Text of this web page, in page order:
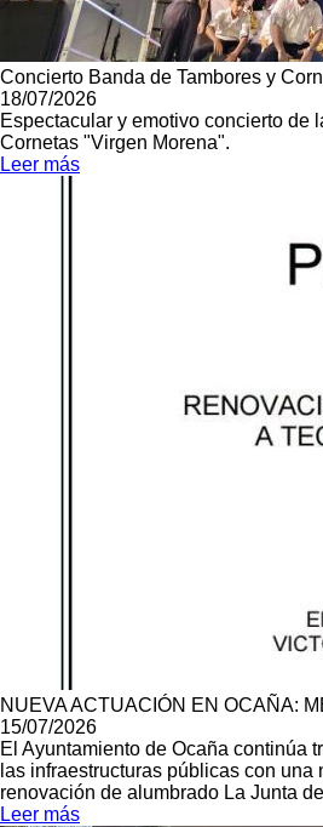
Concierto Banda de Tambores y
18/07/2026
Espectacular y emotivo concierto de
Cornetas "Virgen Morena".
Leer más
NUEVA ACTUACIÓN EN OCAÑA:
15/07/2026
El Ayuntamiento de Ocaña continúa
las infraestructuras públicas con
renovación de alumbrado La Junta
Leer más